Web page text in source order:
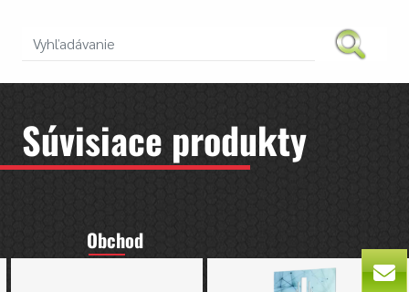
Súvisiace produkty
Obchod